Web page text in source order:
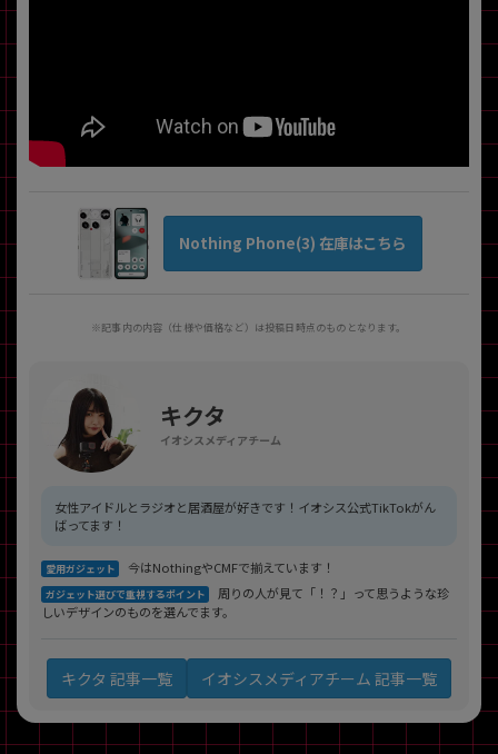
Nothing Phone(3) 在庫はこちら
※記事内の内容（仕様や価格など）は投稿日時点のものとなります。
キクタ
イオシスメディアチーム
女性アイドルとラジオと居酒屋が好きです！イオシス公式TikTokがん
ばってます！
愛用ガジェット 今はNothingやCMFで揃えています！
ガジェット選びで重視するポイント
周りの人が見て「！？」って思うような珍
しいデザインのものを選んでます。
キクタ 記事一覧 イオシスメディアチーム 記事一覧